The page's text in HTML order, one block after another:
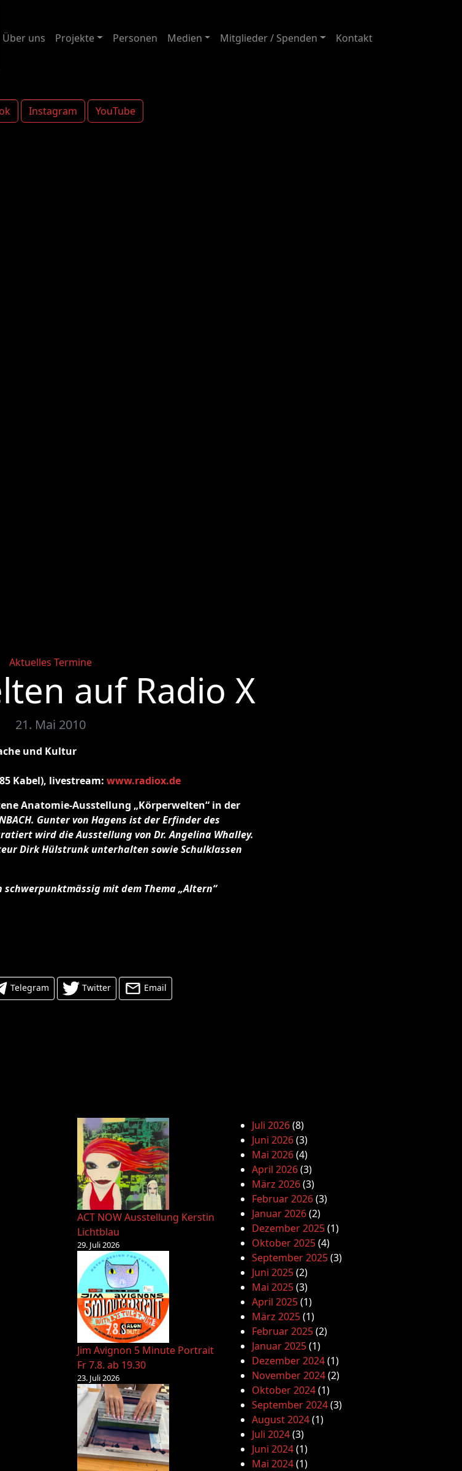
Instagram YouTube
Über uns Projekte Personen Medien Mitglieder / Spenden Kontakt
Categories
Aktuelles Termine
auf Radio X
21. Mai 2010
und Kultur
Kabel), livestream: www.radiox.de
Anatomie-Ausstellung „Körperwelten“ in der
Gunter von Hagens ist der Erfinder des
wird die Ausstellung von Dr. Angelina Whalley.
Dirk Hülstrunk unterhalten sowie Schulklassen
mit dem Thema „Altern“
Telegram Twitter Email
ACT NOW Ausstellung Kerstin
Lichtblau
29. Juli 2026
Jim Avignon 5 Minute Portrait
Fr 7.8. ab 19.30
23. Juli 2026
Juli 2026(8)
Juni 2026(3)
Mai 2026(4)
April 2026(3)
März 2026(3)
Februar 2026(3)
Januar 2026(2)
Dezember 2025(1)
Oktober 2025(4)
September 2025(3)
Juni 2025(2)
Mai 2025(3)
April 2025(1)
März 2025(1)
Februar 2025(2)
Januar 2025(1)
Dezember 2024(1)
November 2024(2)
Oktober 2024(1)
September 2024(3)
August 2024(1)
Juli 2024(3)
Juni 2024(1)
Mai 2024(1)